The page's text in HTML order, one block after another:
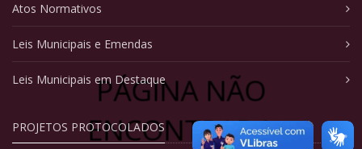
PÁGINA NÃO
ENCONTRADA
Atos Normativos
Leis Municipais e Emendas
Leis Municipais em Destaque
PROJETOS PROTOCOLADOS